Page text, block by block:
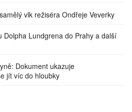
vlk režiséra Ondřeje Veverky
Dolpha Lundgrena do Prahy a další
Dokument ukazuje
jít víc do hloubky